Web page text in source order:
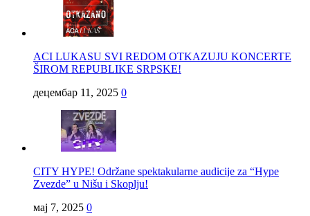
ACI LUKASU SVI REDOM OTKAZUJU KONCERTE
ŠIROM REPUBLIKE SRPSKE!
децембар 11, 2025 0
CITY HYPE! Održane spektakularne audicije za “Hype
Zvezde” u Nišu i Skoplju!
мај 7, 2025 0